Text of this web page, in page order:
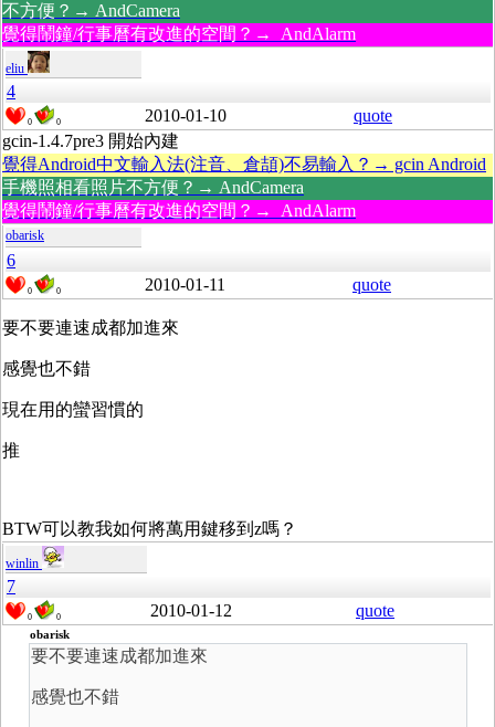
不方便？→ AndCamera
覺得鬧鐘/行事曆有改進的空間？→ AndAlarm
eliu
4
0 0 2010-01-10
quote
gcin-1.4.7pre3 開始內建
覺得Android中文輸入法(注音、倉頡)不易輸入？→ gcin Android
手機照相看照片不方便？→ AndCamera
覺得鬧鐘/行事曆有改進的空間？→ AndAlarm
obarisk
6
0 0 2010-01-11 quote
要不要連速成都加進來
感覺也不錯
現在用的蠻習慣的
推
BTW可以教我如何將萬用鍵移到z嗎？
winlin
7
0 0 2010-01-12 quote
obarisk
要不要連速成都加進來
感覺也不錯